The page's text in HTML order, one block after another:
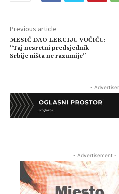
Previous article
MESIĆ DAO LEKCIJU VUČIĆU:
“Taj nesretni predsjednik
Srbije ništa ne razumije”
-
- Advertisement -